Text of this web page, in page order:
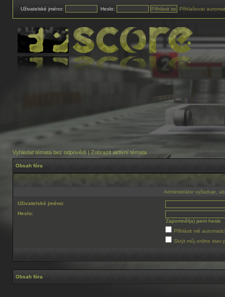
Uživatelské jméno: Heslo: Přihlašovat
Vyhledat témata bez odpovědí | Zobrazit aktivní témata
Obsah fóra
Administrátor vyžaduje,
Uživatelské jméno:
Heslo:
Zapomněl(a) jsem heslo
Přihlásit mě
Skrýt můj online stav
Obsah fóra